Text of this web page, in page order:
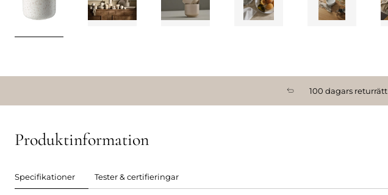
100 dagars returrätt
Produktinformation
Specifikationer Tester & certifieringar